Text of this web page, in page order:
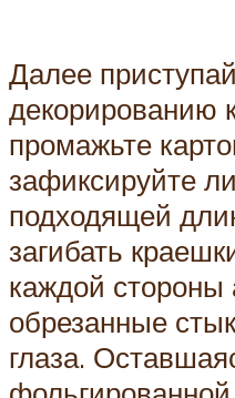
Далее
декорированию
промажьте
зафиксируйте
подходящей
загибать
каждой стороны
обрезанные
глаза.